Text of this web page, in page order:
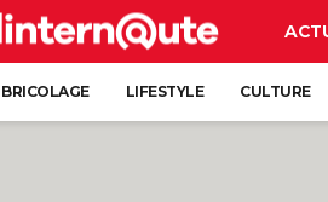
BRICOLAGE LIFESTYLE CULTURE